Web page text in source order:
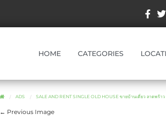
HOME CATEGORIES
ADS SALE AND RENT SINGLE OLD HOUSE ขายบ้านเดี่ยว ลาดพร้าว
← Previous Image